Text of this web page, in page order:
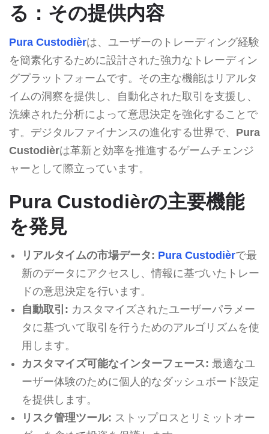
る：その提供内容
Pura Custodièrは、ユーザーのトレーディング経験
を簡素化するために設計された強力なトレーディン
グプラットフォームです。その主な機能はリアルタ
イムの洞察を提供し、自動化された取引を支援し、
洗練された分析によって意思決定を強化することで
す。デジタルファイナンスの進化する世界で、 Pura
Custodièrは革新と効率を推進するゲームチェンジ
ャーとして際立っています。
Pura Custodièrの主要機能
を発見
リアルタイムの市場データ: Pura Custodièrで最
新のデータにアクセスし、情報に基づいたトレー
ドの意思決定を行います。
自動取引: カスタマイズされたユーザーパラメー
タに基づいて取引を行うためのアルゴリズムを使
用します。
カスタマイズ可能なインターフェース: 最適なユ
ーザー体験のために個人的なダッシュボード設定
を提供します。
リスク管理ツール: ストップロスとリミットオー